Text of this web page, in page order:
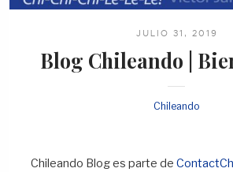
JULIO 31, 2019
Blog Chileando |
Chileando
Chileando Blog es parte de